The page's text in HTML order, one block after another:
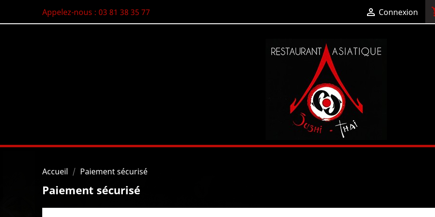
Appelez-nous : 03 81 38 35 77  Connexion
Accueil Paiement sécurisé
Paiement sécurisé